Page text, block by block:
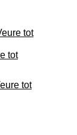
tot
tot
tot